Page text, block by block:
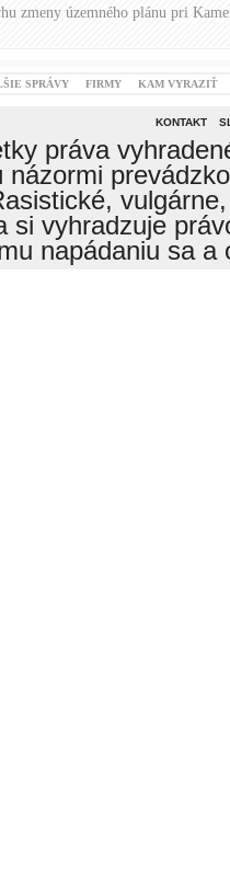
zmeny územného plánu pri
SPRÁVY FIRMY KAM VYRAZIŤ
KONTAKT
práva
názormi
si vyhradzuje
napádaniu sa